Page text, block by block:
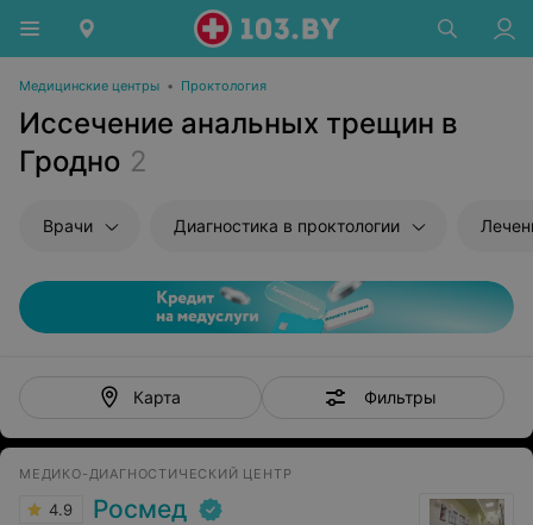
Медицинские центры • Проктология
Иссечение анальных трещин в
Гродно 2
Врачи Диагностика в проктологии
Карта Фильтры
МЕДИКО-ДИАГНОСТИЧЕСКИЙ ЦЕНТР
4.9 Росмед